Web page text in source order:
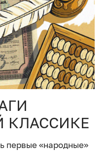
КЛАССИКЕ
первые «народные»